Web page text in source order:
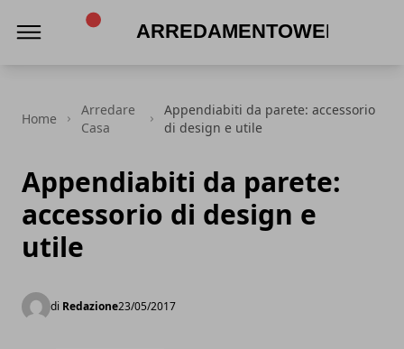
Home
Arredare
Casa
Appendiabiti da parete: accessorio
di design e utile
Appendiabiti da parete:
accessorio di design e
utile
di Redazione23/05/2017